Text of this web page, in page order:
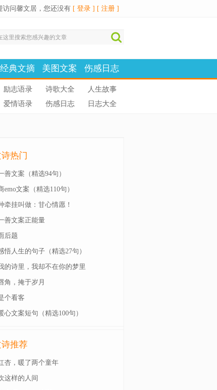
访问馨文居，您还没有 [ 登录 ] [ 注册 ]
经典文摘 美图文案 伤感日志
励志语录 诗歌大全
人生故事
爱情语录
伤感日志 日志大全
热门
善文案（精选94句）
emo文案（精选110句）
牵挂叫做：甘心情愿！
善文案正能量
后题
悟人生的句子（精选27句）
的诗里，我却不在你的梦里
角，掩于岁月
个看客
心文案短句（精选100句）
推荐
杏，暖了两个童年
这样的人间